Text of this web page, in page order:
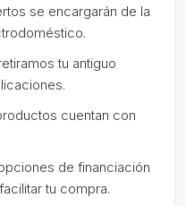
se encargarán de la
tu antiguo
cuentan con
de financiación
tu compra.